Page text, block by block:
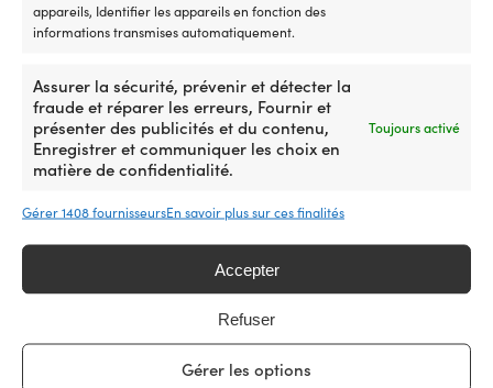
appareils, Identifier les appareils en fonction des
informations transmises automatiquement.
Assurer la sécurité, prévenir et détecter la
fraude et réparer les erreurs, Fournir et
présenter des publicités et du contenu,
Enregistrer et communiquer les choix en
matière de confidentialité.
Toujours activé
Gérer 1408 fournisseursEn savoir plus sur ces finalités
Accepter
Refuser
Gérer les options
Sonorisation marine
Rangement pour l'électronique